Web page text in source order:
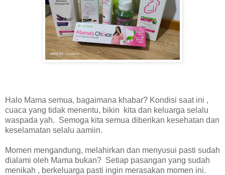
Halo Mama semua, bagaimana khabar? Kondisi saat ini ,
cuaca yang tidak menentu, bikin kita dan keluarga selalu
waspada yah. Semoga kita semua diberikan kesehatan dan
keselamatan selalu aamiin.
Momen mengandung, melahirkan dan menyusui pasti sudah
dialami oleh Mama bukan? Setiap pasangan yang sudah
menikah , berkeluarga pasti ingin merasakan momen ini.